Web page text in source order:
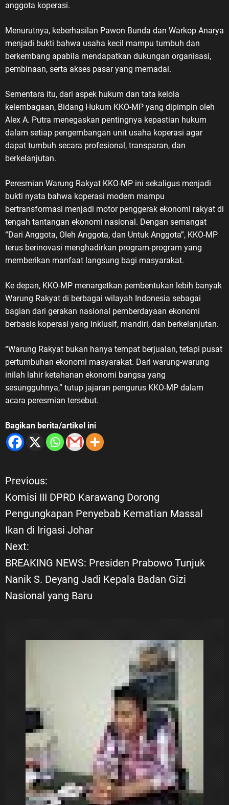
anggota koperasi.
Menurutnya, keberhasilan Pawon Bunda dan Warkop Anarya
menjadi bukti bahwa usaha kecil mampu tumbuh dan
berkembang apabila mendapatkan dukungan organisasi,
pembinaan, serta akses pasar yang memadai.
Sementara itu, dari aspek hukum dan tata kelola
kelembagaan, Bidang Hukum KKO-MP yang dipimpin oleh
Alex A. Putra menegaskan pentingnya kepastian hukum
dalam setiap pengembangan unit usaha koperasi agar
dapat tumbuh secara profesional, transparan, dan
berkelanjutan.
Peresmian Warung Rakyat KKO-MP ini sekaligus menjadi
bukti nyata bahwa koperasi modern mampu
bertransformasi menjadi motor penggerak ekonomi rakyat di
tengah tantangan ekonomi nasional. Dengan semangat
“Dari Anggota, Oleh Anggota, dan Untuk Anggota”, KKO-MP
terus berinovasi menghadirkan program-program yang
memberikan manfaat langsung bagi masyarakat.
Ke depan, KKO-MP menargetkan pembentukan lebih banyak
Warung Rakyat di berbagai wilayah Indonesia sebagai
bagian dari gerakan nasional pemberdayaan ekonomi
berbasis koperasi yang inklusif, mandiri, dan berkelanjutan.
“Warung Rakyat bukan hanya tempat berjualan, tetapi pusat
pertumbuhan ekonomi masyarakat. Dari warung-warung
inilah lahir ketahanan ekonomi bangsa yang
sesungguhnya,” tutup jajaran pengurus KKO-MP dalam
acara peresmian tersebut.
Bagikan berita/artikel ini
N
a
v
i
g
Previous:
Komisi III DPRD Karawang Dorong
Pengungkapan Penyebab Kematian Massal
Ikan di Irigasi Johar
Next:
BREAKING NEWS: Presiden Prabowo Tunjuk
Nanik S. Deyang Jadi Kepala Badan Gizi
Nasional yang Baru